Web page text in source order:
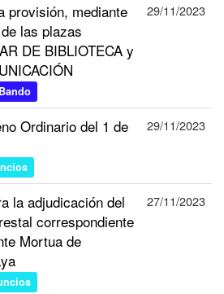
provisión, mediante
las plazas
DE BIBLIOTECA y
Bando
29/11/2023
Ordinario del 1 de
29/11/2023
la adjudicación del
correspondiente
Mortua de
27/11/2023